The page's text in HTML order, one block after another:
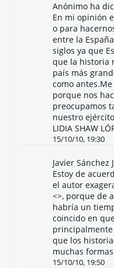
Anónimo ha
En mi opinión
o para
entre la
siglos ya que
que la historia
país más
como
porque nos
preocupamos
nuestro
LIDIA SHAW
15/10/10, 19:30
Javier
Estoy de
el autor
<>, porque de
habría un
coincido en
que los
muchas
15/10/10, 19:50